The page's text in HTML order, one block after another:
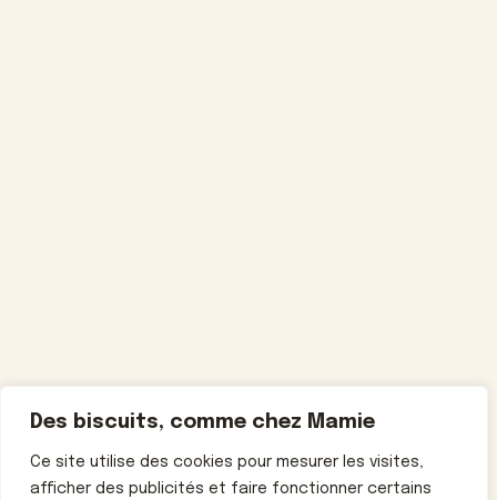
Des biscuits, comme chez Mamie
Ce site utilise des cookies pour mesurer les visites,
afficher des publicités et faire fonctionner certains